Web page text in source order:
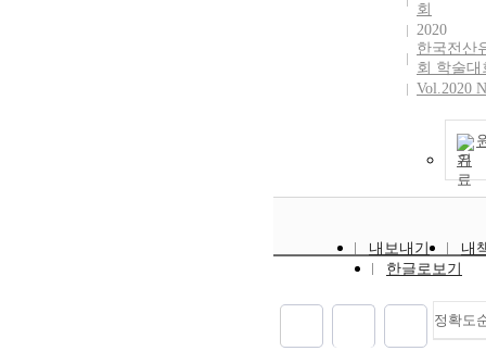
회
2020
한국전산
회 학술대
Vol.2020
기
내보내기
내
한글로보기
정확도